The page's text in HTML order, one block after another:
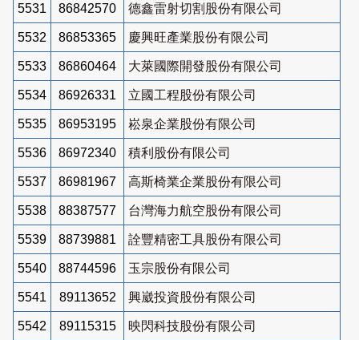
5531 86842570 德鑫雷射切割股份有限公司
5532 86853365 慶興旺產業股份有限公司
5533 86860464 大萊國際開發股份有限公司
5534 86926331 立國工程股份有限公司
5535 86953195 崧泉企業股份有限公司
5536 86972340 積利股份有限公司
5537 86981967 高斯椅業企業股份有限公司
5538 88387577 台灣海力航空股份有限公司
5539 88739881 詮豐精密工具股份有限公司
5540 88744596 玉宗股份有限公司
5541 89113652 興崴投資股份有限公司
5542 89115315 映閃科技股份有限公司